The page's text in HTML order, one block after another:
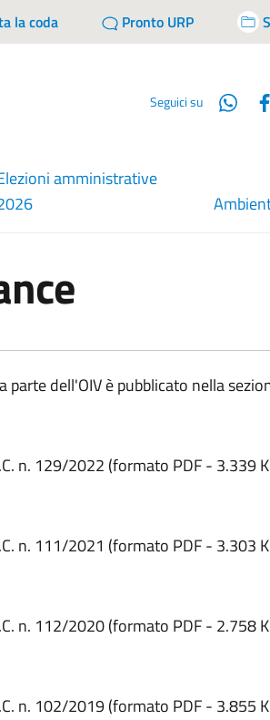
la coda Pronto URP
Seguici su
amministrative
dell'OIV è pubblicato nella
n. 129/2022 (formato PDF - 3.339
n. 111/2021 (formato PDF - 3.303
n. 112/2020 (formato PDF - 2.758
n. 102/2019 (formato PDF - 3.855